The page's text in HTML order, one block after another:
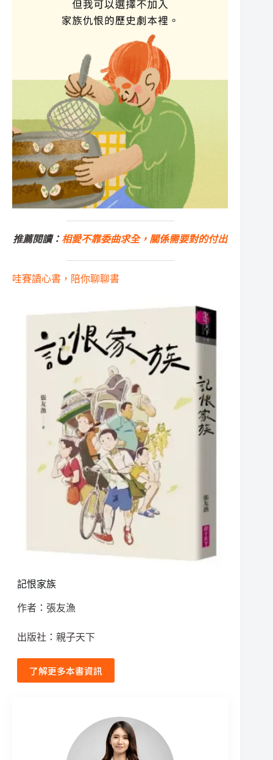
推薦閱讀： 相愛不靠委曲求全，關係需要對的付出
哇賽讀心書，陪你聊聊書
記恨家族
作者：張友漁
出版社：親子天下
了解更多本書資訊